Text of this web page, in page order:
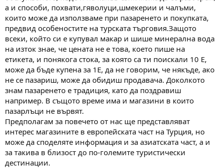
а и способи, похвати,гяволуци,шмекерии и чалъми,
които може да използваме при пазаренето и покупката,
предвид особеностите на турската търговия.Защото
всеки, който си е купувал макар и шише минерална вода
на изток знае, че цената не е това, което пише на
етикета, и понякога стока, за която са ти поискали 10 E,
може да бъде купена за 1Е, да не говорим, че някъде, ако
не се пазариш, може да обидиш продавача. Доколкото
знам пазаренето е традиция, като да поздравиш
например. В същото време има и магазини в които
пазарлъци не вървят.
Предполагам за повечето от нас ще представляват
интерес магазините в европейската част на Турция, но
може да споделяте информация и за азиатската част, а и
за такива в близост до по-големите туристически
дестинации.